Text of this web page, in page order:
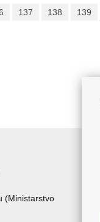
137 138 139
(Ministarstvo